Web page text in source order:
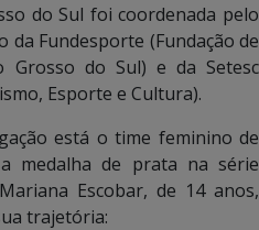
do Sul foi coordenada pelo
da Fundesporte (Fundação de
do Sul) e da Setesc
Esporte e Cultura).
está o time feminino de
medalha de prata na série
Escobar, de 14 anos,
trajetória: